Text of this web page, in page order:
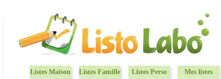
Listes Maison Listes Famille Listes Perso Mes listes